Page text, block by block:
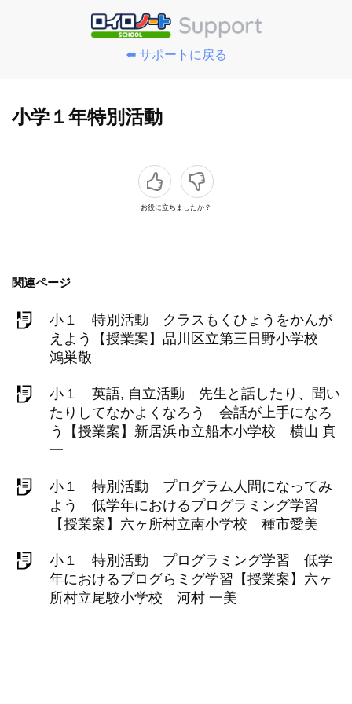
⬅️ サポートに戻る
小学１年特別活動
お役に立ちましたか？
関連ページ
小１ 特別活動 クラスもくひょうをかんが
えよう【授業案】品川区立第三日野小学校
鴻巣敬
小１ 英語, 自立活動 先生と話したり、聞い
たりしてなかよくなろう 会話が上手になろ
う【授業案】新居浜市立船木小学校 横山 真
一
小１ 特別活動 プログラム人間になってみ
よう 低学年におけるプログラミング学習
【授業案】六ヶ所村立南小学校 種市愛美
小１ 特別活動 プログラミング学習 低学
年におけるプログらミグ学習【授業案】六ヶ
所村立尾駮小学校 河村 一美